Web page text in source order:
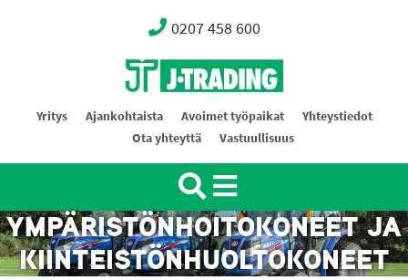
0207 458 600
Oy J-Trading Ab
Yritys Ajankohtaista Avoimet työpaikat
Yhteystiedot
Ota yhteyttä
Vastuullisuus
YMPÄRISTÖNHOITOKONEET JA
KIINTEISTÖNHUOLTOKONEET